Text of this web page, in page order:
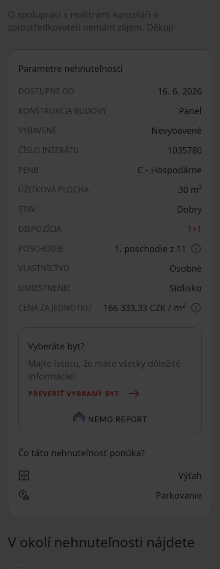
O spolupráci s realitními kanceláři a
zprostředkovateli nemám zájem. Děkuji
Parametre nehnuteľnosti
DOSTUPNÉ OD 16. 6. 2026
KONŠTRUKCIA BUDOVY Panel
VYBAVENÉ Nevybavené
ČÍSLO INZERÁTU 1035780
PENB C - Hospodárne
ÚŽITKOVÁ PLOCHA 30 m²
STAV Dobrý
DISPOZÍCIA 1+1
POSCHODIE 1. poschodie z 11
VLASTNÍCTVO Osobné
UMIESTNENIE Sídlisko
CENA ZA JEDNOTKU 166 333,33 CZK / m2
Vyberáte byt?
Majte istotu, že máte všetky dôležité
informácie!
PREVERIŤ VYBRANÝ BYT
Čo táto nehnuteľnosť ponúka?
Výťah
Parkovanie
V okolí nehnuteľnosti nájdete